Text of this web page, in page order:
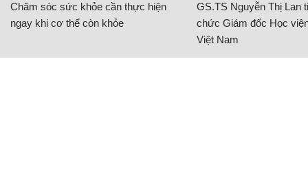
Chăm sóc sức khỏe cần thực hiện
ngay khi cơ thể còn khỏe
GS.TS Nguyễn Thị Lan
chức Giám đốc Học
Việt Nam